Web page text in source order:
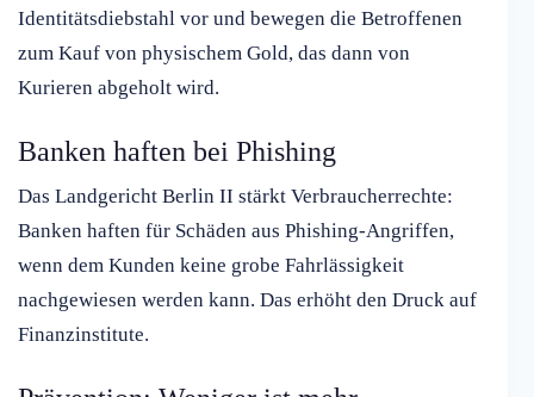
Identitätsdiebstahl vor und bewegen die Betroffenen
zum Kauf von physischem Gold, das dann von
Kurieren abgeholt wird.
Banken haften bei Phishing
Das Landgericht Berlin II stärkt Verbraucherrechte:
Banken haften für Schäden aus Phishing-Angriffen,
wenn dem Kunden keine grobe Fahrlässigkeit
nachgewiesen werden kann. Das erhöht den Druck auf
Finanzinstitute.